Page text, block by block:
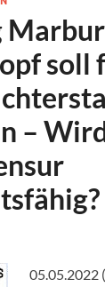
soll
–
05.05.2022